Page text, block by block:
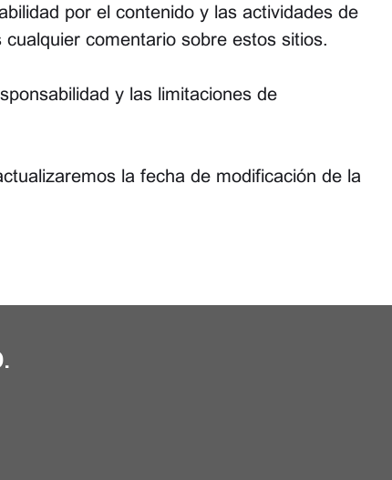
por el contenido y las actividades de
comentario sobre estos sitios.
y las limitaciones de
la fecha de modificación de la